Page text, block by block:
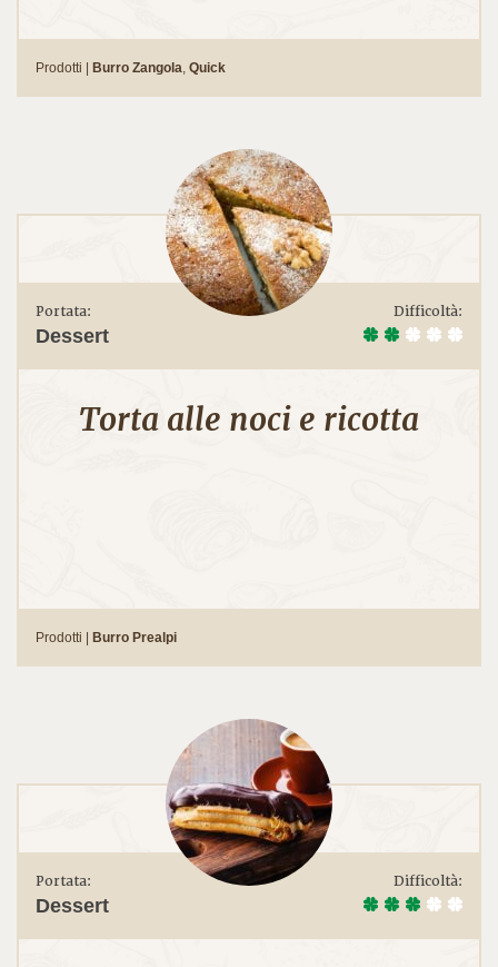
Prodotti | Burro Zangola Quick
Portata:
Dessert
Difficoltà:
Torta alle noci e ricotta
Prodotti | Burro Prealpi
Portata:
Dessert
Difficoltà: